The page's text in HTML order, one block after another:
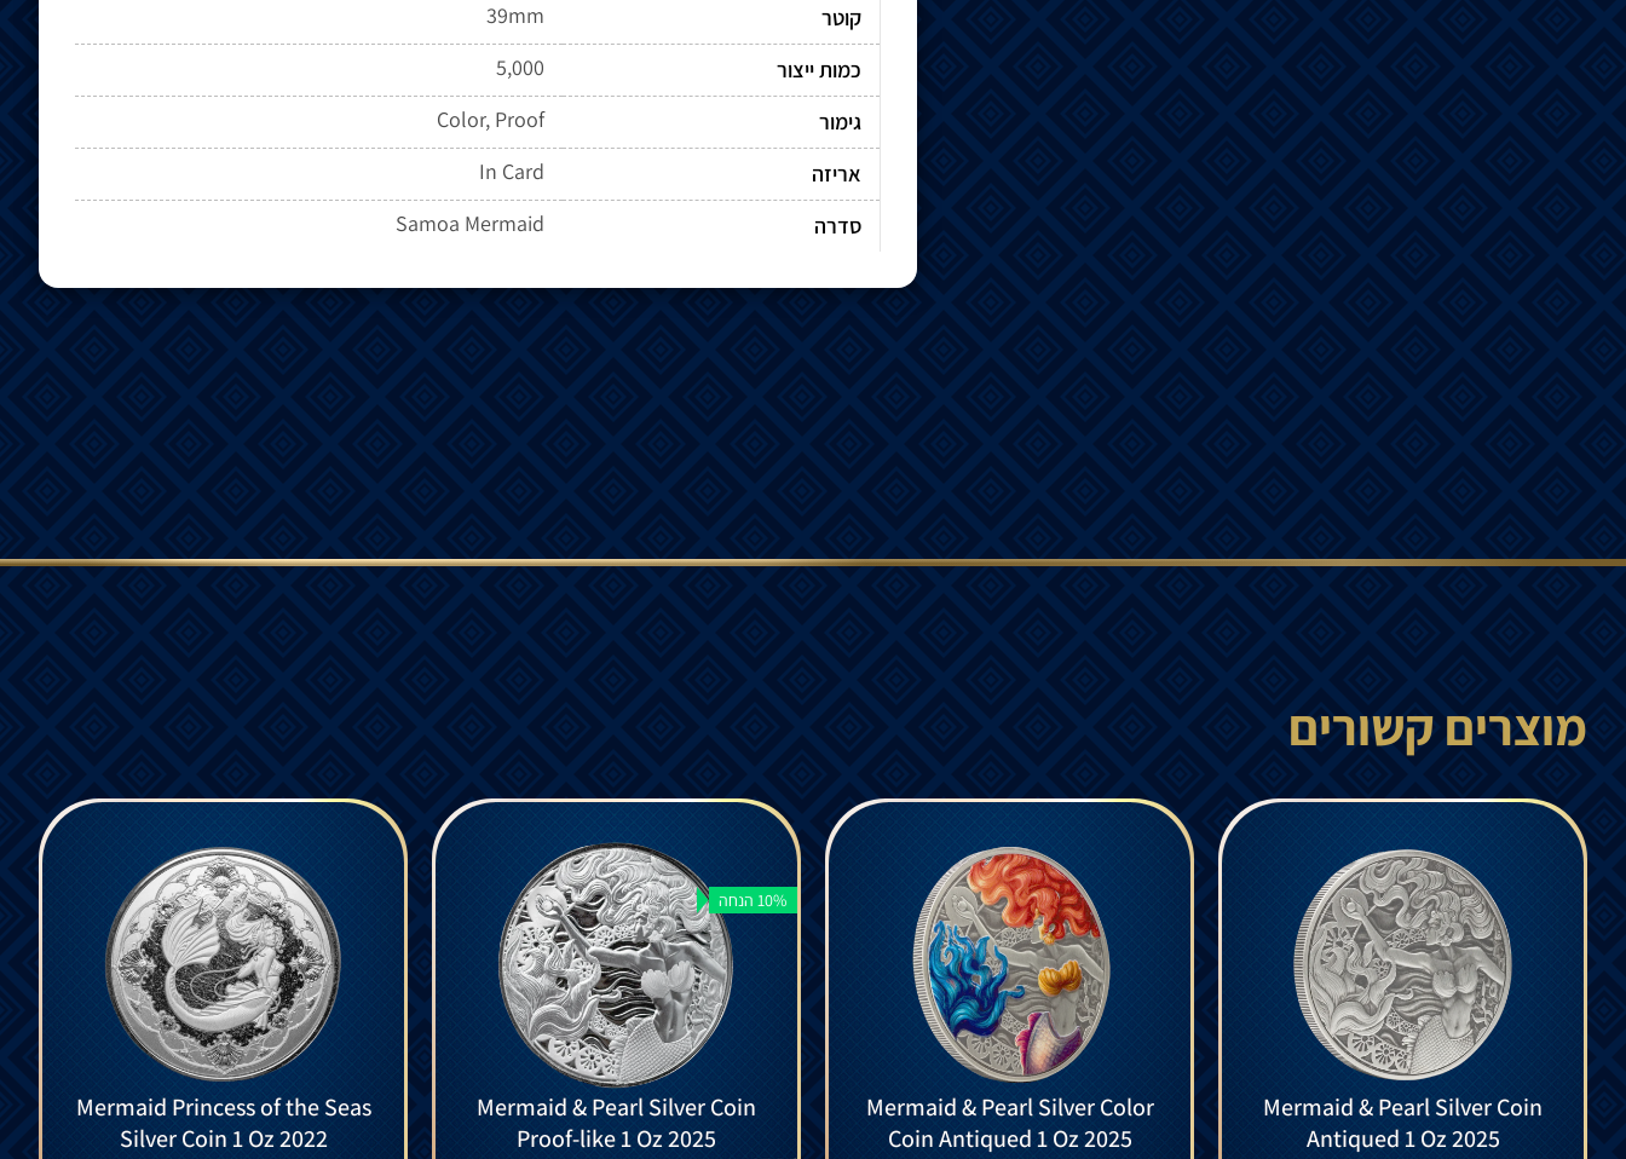
קוטר
39mm
כמות ייצור
5,000
גימור
Color, Proof
אריזה
In Card
סדרה
Samoa Mermaid
מוצרים קשורים
Mermaid & Pearl Silver Coin
Antiqued 1 Oz 2025
Mermaid & Pearl Silver Color
Coin Antiqued 1 Oz 2025
10% הנחה
Mermaid & Pearl Silver Coin
Proof-like 1 Oz 2025
Mermaid Princess of the Seas
Silver Coin 1 Oz 2022